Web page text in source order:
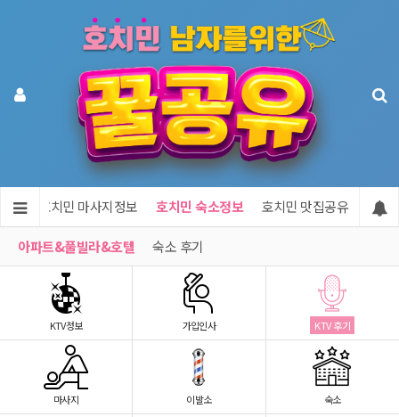
보 호치민 마사지정보 호치민 숙소정보 호치민 맛집공유 호
아파트&풀빌라&호텔 숙소 후기
KTV정보 가입인사 KTV 후기
마사지 이발소 숙소